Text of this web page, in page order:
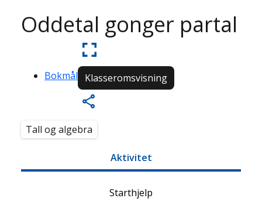
Oddetal gonger partal
Bokmål Klasseromsvisning
Tall og algebra
Aktivitet
Starthjelp